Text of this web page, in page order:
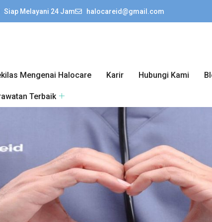
Siap Melayani 24 Jam halocareid@gmail.com
Mengenai Halocare Karir Hubungi Kami
Terbaik